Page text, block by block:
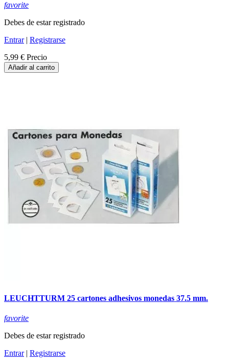
favorite
Debes de estar registrado
Entrar| Registrarse
5,99 € Precio
Añadir al carrito
LEUCHTTURM 25 cartones adhesivos monedas 37.5 mm.
favorite
Debes de estar registrado
Entrar| Registrarse